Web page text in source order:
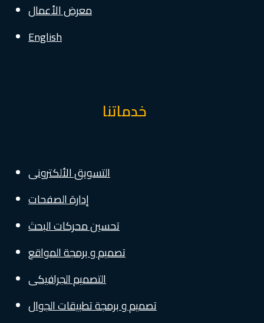
معرض الأعمال
English
خدماتنا
التسويق الألكترونى
إدارة الصفحات
تحسين محركات البحث
تصميم و برمجة المواقع
التصميم الجرافيكى
تصميم و برمجة تطبيقات الجوال